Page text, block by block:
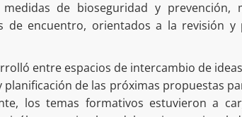
medidas de bioseguridad y prevención,
de encuentro, orientados a la revisión y
entre espacios de intercambio de
planificación de las próximas propuestas
los temas formativos estuvieron a